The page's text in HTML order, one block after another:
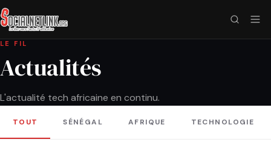
LE FIL
Actualités
L'actualité tech africaine en continu.
TOUT SÉNÉGAL AFRIQUE TECHNOLOGIE